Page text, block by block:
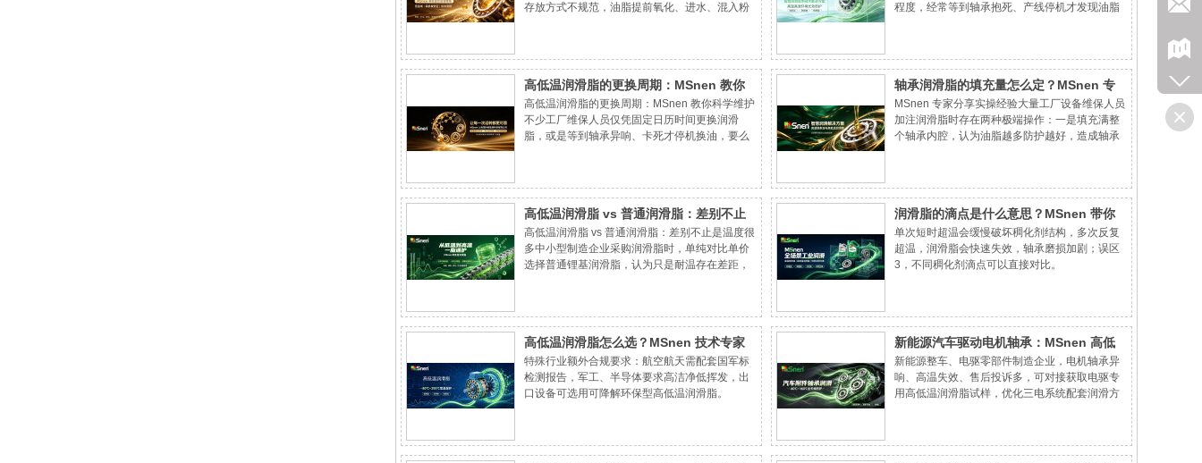
存放方式不规范，油脂提前氧化、进水、混入粉
空气后建议 12 个月内用完。
程度，经常等到轴承抱死、产线停机才发现油脂
队可上门对车间维保人员实操教学，现场演示新
旧油脂对比检测。
高低温润滑脂的更换周期：MSnen 教你
科学维护
高低温润滑脂的更换周期：MSnen 教你科学维护
不少工厂维保人员仅凭固定日历时间更换润滑
脂，或是等到轴承异响、卡死才停机换油，要么
轴承润滑脂的填充量怎么定？MSnen 专
家分享实操经验
MSnen 专家分享实操经验大量工厂设备维保人员
加注润滑脂时存在两种极端操作：一是填充满整
个轴承内腔，认为油脂越多防护越好，造成轴承
高低温润滑脂 vs 普通润滑脂：差别不止
是温度
高低温润滑脂 vs 普通润滑脂：差别不止是温度很
多中小型制造企业采购润滑脂时，单纯对比单价
选择普通锂基润滑脂，认为只是耐温存在差距，
润滑脂的滴点是什么意思？MSnen 带你
读懂产品参数
单次短时超温会缓慢破坏稠化剂结构，多次反复
超温，润滑脂会快速失效，轴承磨损加剧；误区
3，不同稠化剂滴点可以直接对比。
高低温润滑脂怎么选？MSnen 技术专家
教你 5 步搞定
特殊行业额外合规要求：航空航天需配套国军标
检测报告，军工、半导体要求高洁净低挥发，出
口设备可选用可降解环保型高低温润滑脂。
新能源汽车驱动电机轴承：MSnen 高低
温润滑脂的新能源方案
新能源整车、电驱零部件制造企业，电机轴承异
响、高温失效、售后投诉多，可对接获取电驱专
用高低温润滑脂试样，优化三电系统配套润滑方